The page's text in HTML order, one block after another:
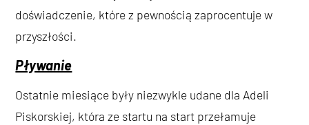
doświadczenie, które z pewnością zaprocentuje w
przyszłości.
Pływanie
Ostatnie miesiące były niezwykle udane dla Adeli
Piskorskiej, która ze startu na start przełamuje